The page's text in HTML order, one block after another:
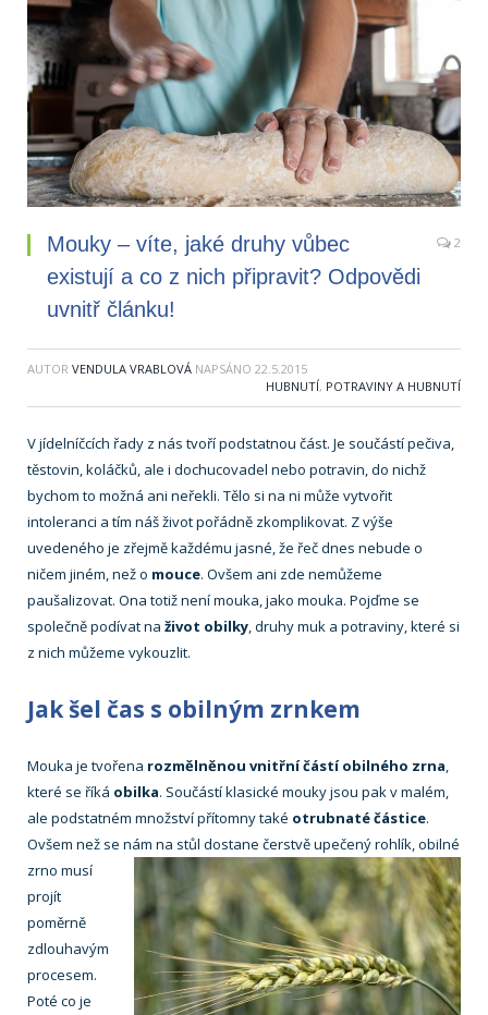
Mouky – víte, jaké druhy vůbec
existují a co z nich připravit? Odpovědi
uvnitř článku!
2
AUTOR VENDULA VRABLOVÁ NAPSÁNO 22.5.2015
HUBNUTÍ, POTRAVINY A HUBNUTÍ
V jídelníčcích řady z nás tvoří podstatnou část. Je součástí pečiva,
těstovin, koláčků, ale i dochucovadel nebo potravin, do nichž
bychom to možná ani neřekli. Tělo si na ni může vytvořit
intoleranci a tím náš život pořádně zkomplikovat. Z výše
uvedeného je zřejmě každému jasné, že řeč dnes nebude o
ničem jiném, než o mouce. Ovšem ani zde nemůžeme
paušalizovat. Ona totiž není mouka, jako mouka. Pojďme se
společně podívat na život obilky, druhy muk a potraviny, které si
z nich můžeme vykouzlit.
Jak šel čas s obilným zrnkem
Mouka je tvořena rozmělněnou vnitřní částí obilného zrna,
které se říká obilka. Součástí klasické mouky jsou pak v malém,
ale podstatném množství přítomny také otrubnaté částice.
Ovšem než se nám na stůl dostane čerstvě upečený rohlík, obilné
zrno musí
projít
poměrně
zdlouhavým
procesem.
Poté co je